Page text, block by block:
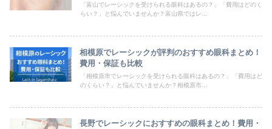
「富山でレーシックを受けられる眼科はあるの？」「費用はどのく
らい？」と悩んでいませんか？富山県ではレ...
相模原でレーシックが評判のおすすめ眼科まとめ！
費用・保証も比較
「相模原市でレーシックを受けられる眼科はあるの？」「費用はど
のくらい？」と悩んでいませんか？相模原市...
長野でレーシックにおすすめの眼科まとめ！費用・